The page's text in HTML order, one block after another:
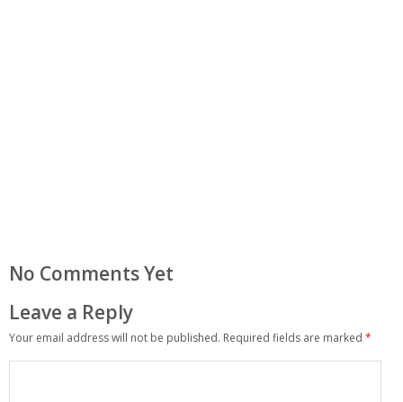
No Comments Yet
Leave a Reply
Your email address will not be published. Required fields are marked *